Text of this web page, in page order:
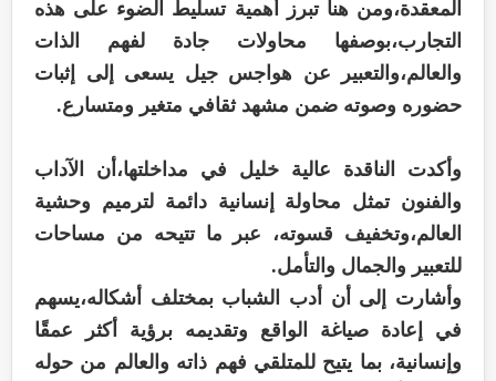
المعقدة،ومن هنا تبرز أهمية تسليط الضوء على هذه
التجارب،بوصفها محاولات جادة لفهم الذات
والعالم،والتعبير عن هواجس جيل يسعى إلى إثبات
حضوره وصوته ضمن مشهد ثقافي متغير ومتسارع.
وأكدت الناقدة عالية خليل في مداخلتها،أن الآداب
والفنون تمثل محاولة إنسانية دائمة لترميم وحشية
العالم،وتخفيف قسوته، عبر ما تتيحه من مساحات
للتعبير والجمال والتأمل.
وأشارت إلى أن أدب الشباب بمختلف أشكاله،يسهم
في إعادة صياغة الواقع وتقديمه برؤية أكثر عمقًا
وإنسانية، بما يتيح للمتلقي فهم ذاته والعالم من حوله